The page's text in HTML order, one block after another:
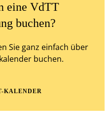
eine VdTT
buchen?
Sie ganz einfach über
buchen.
KALENDER